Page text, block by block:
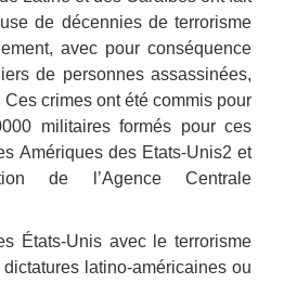
de décennies de terrorisme
avec pour conséquence
de personnes assassinées,
crimes ont été commis pour
militaires formés pour ces
Amériques des Etats-Unis2 et
de l’Agence Centrale
États-Unis avec le terrorisme
latino-américaines ou